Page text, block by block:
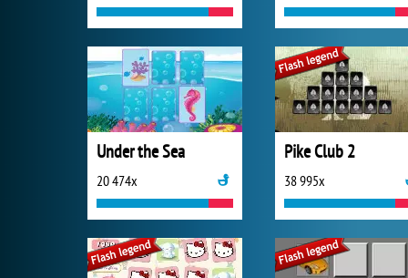
Under the Sea
20 474x
Pike Club 2
38 995x